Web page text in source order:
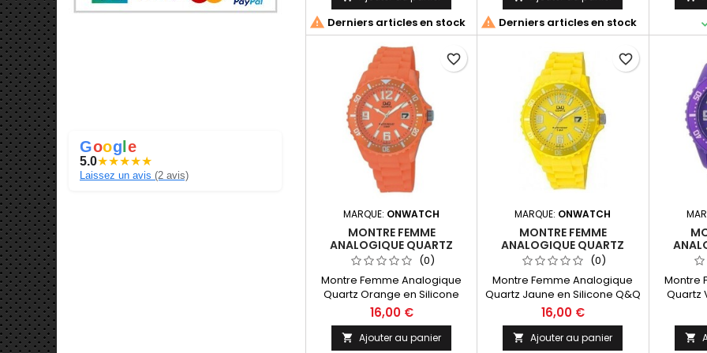
Google
5.0★★★★★
Laissez un avis (2 avis)
Citizen A128J001Fabrication In
Japan
 Derniers articles en stock
Citizen A128J002Fabrication In
Japan
 Derniers articles en stock
Silicone
MARQUE: ONWATCH
MONTRE FEMME
ANALOGIQUE QUARTZ
ORANGE EN SILICONE Q&Q
A430J005
(0)
Montre Femme Analogique
Quartz Orange en Silicone
Q&Q By Citizen
A430J005 Fabrication In
JapanDimensions (L*W*H) :
16,00 €
 Ajouter au panier
favorite_border
MARQUE: ONWATCH
MONTRE FEMME
ANALOGIQUE QUARTZ
JAUNE EN SILICONE Q&Q
A430J007
(0)
Montre Femme Analogique
Quartz Jaune en Silicone Q&Q
By
Citizen A430J007 Fabrication
In JapanDimensions (L*W*H) :
16,00 €
 Ajouter au panier
favorite_border
Montre
Quartz
Citizen
In
